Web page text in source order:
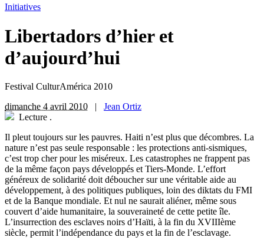
Initiatives
Libertadors d’hier et
d’aujourd’hui
Festival CulturAmérica 2010
dimanche 4 avril 2010 | Jean Ortiz
Lecture .
Il pleut toujours sur les pauvres. Haiti n’est plus que décombres. La
nature n’est pas seule responsable : les protections anti-sismiques,
c’est trop cher pour les miséreux. Les catastrophes ne frappent pas
de la même façon pays développés et Tiers-Monde. L’effort
généreux de solidarité doit déboucher sur une véritable aide au
développement, à des politiques publiques, loin des diktats du FMI
et de la Banque mondiale. Et nul ne saurait aliéner, même sous
couvert d’aide humanitaire, la souveraineté de cette petite île.
L’insurrection des esclaves noirs d’Haïti, à la fin du XVIIIème
siècle, permit l’indépendance du pays et la fin de l’esclavage.